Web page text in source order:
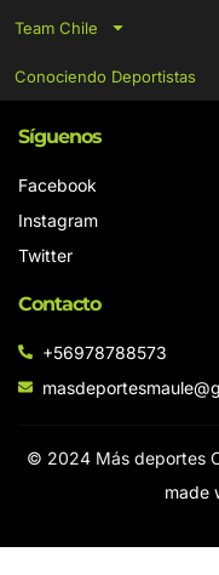
Team Chile
Conociendo Deportistas
Síguenos
Facebook
Instagram
Twitter
Contacto
+56978788573
© 2024 Más deportes
made